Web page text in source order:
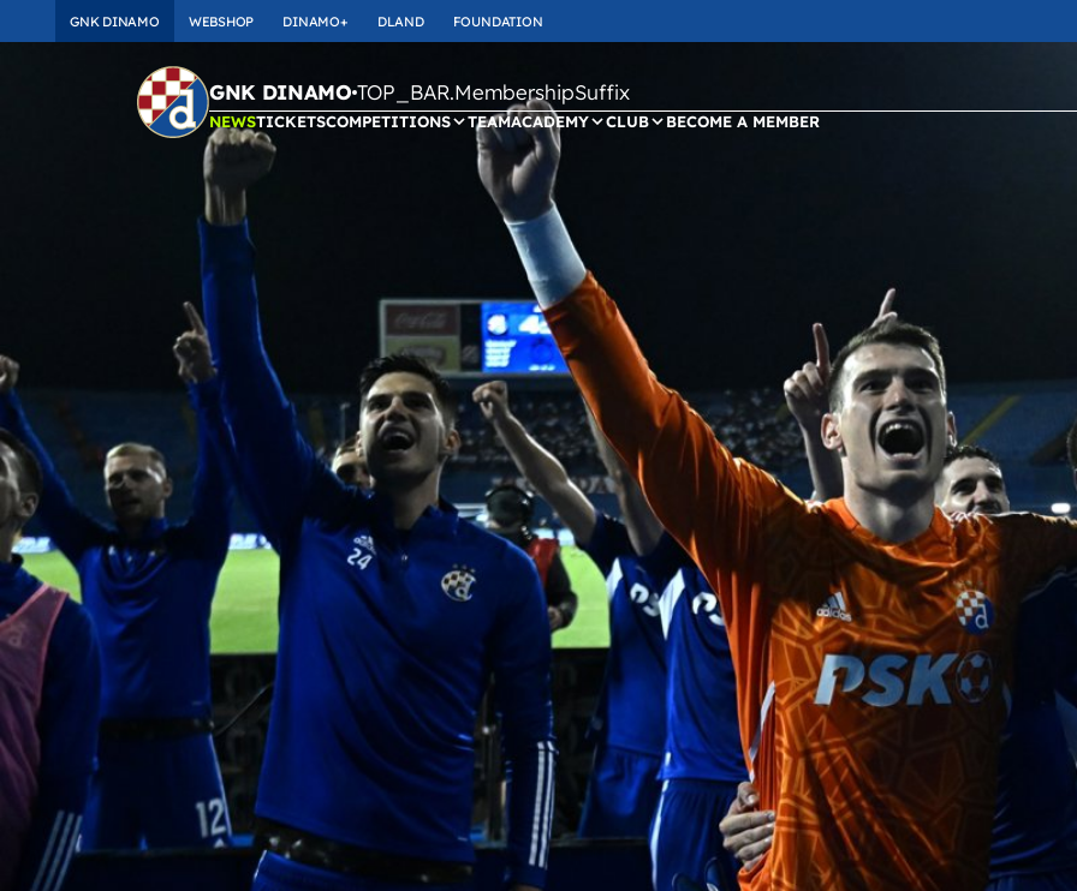
GNK DINAMO WEBSHOP DINAMO+ DLAND FOUNDATION
GNK DINAMO TOP_BAR.MembershipSuffix
NEWSTICKETSCOMPETITIONS TEAMACADEMY CLUB BECOME A MEMBER